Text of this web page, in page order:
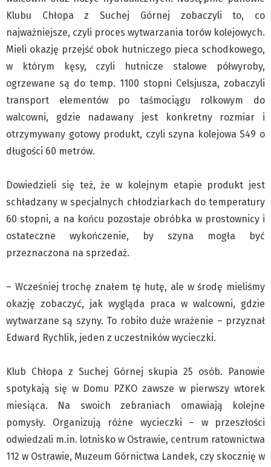
Klub Podróżnika ZA OKNEM
Czytelnicy piszą
Multimedia
Obiektyw Głosu
Fotoreportaże
studio glos.live
Głos Brandysa
YouTube glos.live
Mrózek i Maćkowiak
PODCAST "GŁOS MAMY"
STREFA PREMIUM
Klubu Chłopa z Suchej Górnej zobaczyli to, co
najważniejsze, czyli proces wytwarzania torów kolejowych.
Mieli okazję przejść obok hutniczego pieca schodkowego,
w którym kęsy, czyli hutnicze stalowe półwyroby,
ogrzewane są do temp. 1100 stopni Celsjusza, zobaczyli
transport elementów po taśmociągu rolkowym do
walcowni, gdzie nadawany jest konkretny rozmiar i
otrzymywany gotowy produkt, czyli szyna kolejowa S49 o
długości 60 metrów.
Dowiedzieli się też, że w kolejnym etapie produkt jest
schładzany w specjalnych chłodziarkach do temperatury
60 stopni, a na końcu pozostaje obróbka w prostownicy i
ostateczne wykończenie, by szyna mogła być
przeznaczona na sprzedaż.
– Wcześniej trochę znałem tę hutę, ale w środę mieliśmy
okazję zobaczyć, jak wygląda praca w walcowni, gdzie
wytwarzane są szyny. To robiło duże wrażenie – przyznał
Edward Rychlik, jeden z uczestników wycieczki.
Klub Chłopa z Suchej Górnej skupia 25 osób. Panowie
spotykają się w Domu PZKO zawsze w pierwszy wtorek
miesiąca. Na swoich zebraniach omawiają kolejne
pomysły. Organizują różne wycieczki – w przeszłości
odwiedzali m.in. lotnisko w Ostrawie, centrum ratownictwa
112 w Ostrawie, Muzeum Górnictwa Landek, czy skocznię w